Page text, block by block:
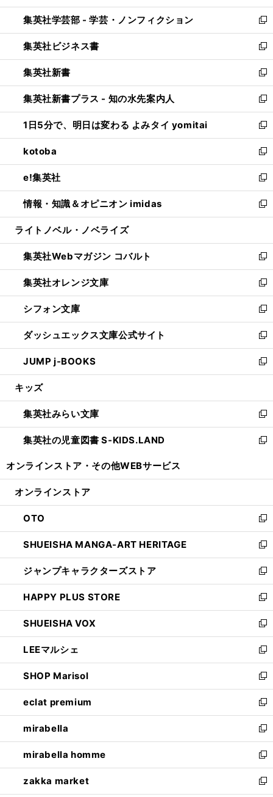
開
く
ウ
で
開
く
ン
ド
ウ
で
開
く
ウ
ィ
ン
ド
ウ
で
開
く
集英社学芸部 - 学芸・ノンフィクション
新
し
い
ウ
ィ
ン
ド
ウ
で
開
く
集英社ビジネス書
新
し
い
ウ
ィ
ン
ド
ウ
で
開
く
集英社新書
新
し
い
ウ
ィ
ン
ド
ウ
で
開
く
集英社新書プラス - 知の水先案内人
新
し
い
ウ
ィ
ン
ド
ウ
で
開
1日5分で、明日は変わる よみタイ yomitai
新
し
い
ウ
ィ
ン
ド
ウ
開
く
kotoba
新
し
い
ウ
ィ
ン
ウ
で
開
く
e!集英社
新
し
い
ウ
ン
ド
ウ
で
開
く
情報・知識＆オピニオン imidas
新
し
ウ
ィ
ン
ド
ウ
で
開
く
ライトノベル・ノベライズ
集英社Webマガジン コバルト
新
し
い
ウ
ィ
ン
ド
ウ
で
開
集英社オレンジ文庫
新
し
い
ウ
ィ
ン
ド
ウ
開
く
シフォン文庫
新
し
い
ウ
ィ
ン
ウ
で
開
く
ダッシュエックス文庫公式サイト
新
し
い
ウ
ン
ド
ウ
で
JUMP j-BOOKS
新
し
ウ
ィ
ン
ド
開
キッズ
集英社みらい文庫
新
し
い
ン
ウ
で
開
く
集英社の児童図書 S-KIDS.LAND
新
ウ
ン
ド
ウ
で
開
く
オンラインストア・ その他WEBサービス
オンラインストア
OTO
新
し
い
ウ
ィ
ン
ド
ウ
で
開
く
SHUEISHA MANGA-ART HERITAGE
新
し
い
ウ
ィ
ン
ド
ウ
で
開
く
ジャンプキャラクターズストア
新
し
い
ウ
ィ
ン
ド
ウ
で
開
く
HAPPY PLUS STORE
新
し
い
ウ
ィ
ン
ド
ウ
で
開
く
SHUEISHA VOX
新
し
い
ウ
ィ
ン
ド
ウ
で
開
く
LEEマルシェ
新
し
い
ウ
ィ
ン
ド
ウ
で
開
く
SHOP Marisol
新
し
い
ウ
ィ
ン
ド
ウ
で
開
eclat premium
新
し
い
ウ
ィ
ン
ド
ウ
mirabella
新
し
い
ウ
ィ
mirabella homme
新
し
い
zakka market
新